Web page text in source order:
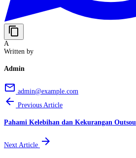
content_copy
A
Written by
Admin
email admin@example.com
arrow_back Previous Article
Pahami Kelebihan dan Kekurangan
Next Article arrow_forward